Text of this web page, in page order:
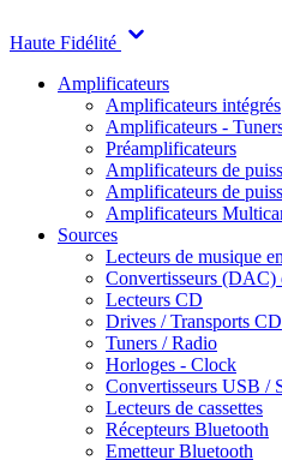
Haute Fidélité
Amplificateurs
Amplificateurs intégrés
Amplificateurs -
Préamplificateurs
Amplificateurs de
Amplificateurs de
Amplificateurs
Sources
Lecteurs de musique
Convertisseurs (DAC)
Lecteurs CD
Drives / Transports CD
Tuners / Radio
Horloges - Clock
Convertisseurs USB /
Lecteurs de cassettes
Récepteurs Bluetooth
Emetteur Bluetooth